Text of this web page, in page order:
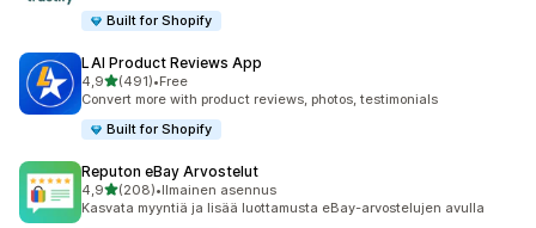
Built for Shopify
LAI Product Reviews App
4,9/ 5 tähteä
(491)
491 arvostelua yhteensä
•Free
Convert more with product reviews, photos, testimonials
Built for Shopify
Reputon eBay Arvostelut
4,9/ 5 tähteä
(208)
208 arvostelua yhteensä
•Ilmainen asennus
Kasvata myyntiä ja lisää luottamusta eBay-arvostelujen avulla